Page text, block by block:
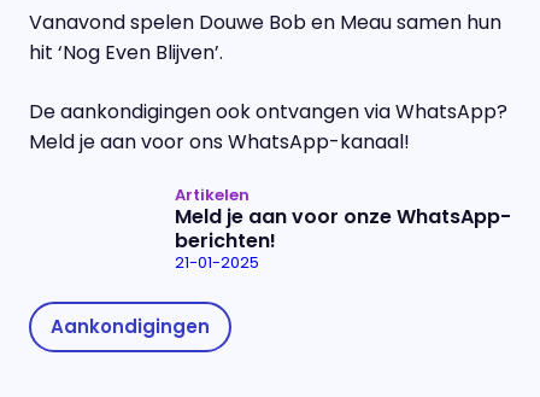
Vanavond spelen Douwe Bob en Meau samen hun
hit ‘Nog Even Blijven’.
De aankondigingen ook ontvangen via WhatsApp?
Meld je aan voor ons WhatsApp-kanaal!
Artikelen
Meld je aan voor onze WhatsApp-
berichten!
21-01-2025
Aankondigingen